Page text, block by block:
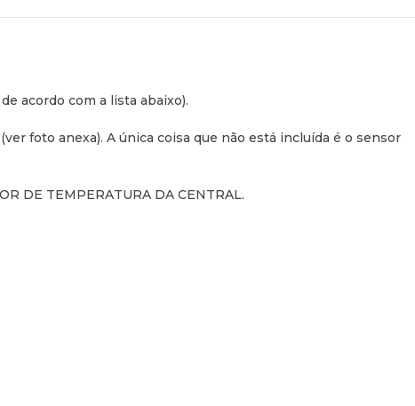
acordo com a lista abaixo).
foto anexa). A única coisa que não está incluída é o sensor
DE TEMPERATURA DA CENTRAL.